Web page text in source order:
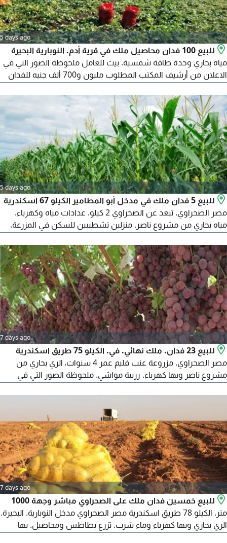
5 days ago
للبيع 100 فدان محاصيل ملك في قرية أدم. النوبارية البحيرة
مياه بحاري وحدة طاقة شمسية. بيت للعامل ملحوظة الصور التي في
الاعلان من أرشيف المكتب المطلوب مليون و700 ألف جنيه للفدان
برسوم 200 جنيه للجدية على من يرغب بالشراء الاتصال بالأستاذ محمد
المحامي يرجى الاتصال بين الساعة 10 صباحا و8 مساء
5 days ago
للبيع 5 فدان ملك في مدخل أبو المطامير الكيلو 67 اسكندرية
مصر الصحراوي. تبعد عن الصحراوي 2 كيلو. عدادات مياه وكهرباء.
مياه بحاري من مشروع ناصر. منزلين تشطيبين للسكن في المزرعة.
التي في الاعلان من أرشيف المكتب. المطلوب 3 مليون جنيه للفدان
الواحد اجمالي 15 مليون بالاضافة الى أتعاب المكتب، لا للوسطاء
7 days ago
للبيع 23 فدان. ملك نهائي. في. الكيلو 75 طريق اسكندرية
مصر الصحراوي. مزروعة عنب فليم عمر 4 سنوات، الري بحاري من
مشروع ناصر وبها كهرباء. زريبة مواشي. ملحوظة الصور التي في
200 جنيه للجديه. على من يرغب بالشراء الاتصال بالأستاذ محمد
المحامي
7 days ago
للبيع خمسين فدان ملك على الصحراوي مباشر وجهة 1000
متر. الكيلو 78 طريق اسكندرية مصر الصحراوي مدخل النوبارية. البحيرة.
الري بحاري وبها كهرباء وماء شرب. تزرع بطاطس ومحاصيل. بها